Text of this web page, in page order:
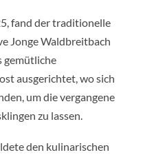
KG
JONGE
GEMÜTLICHER
AUSKLANG
MIT
FISCHESSEN
fand der traditionelle
Jonge Waldbreitbach
gemütliche
ausgerichtet, wo sich
um die vergangene
zu lassen.
den kulinarischen